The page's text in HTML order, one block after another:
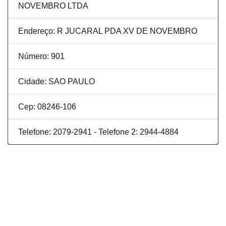
NOVEMBRO LTDA
Endereço: R JUCARAL PDA XV DE NOVEMBRO
Número: 901
Cidade: SAO PAULO
Cep: 08246-106
Telefone: 2079-2941 - Telefone 2: 2944-4884